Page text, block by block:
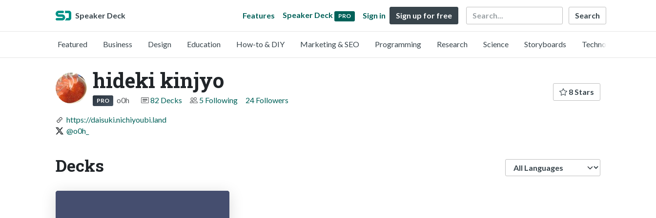
Speaker Deck Features Speaker Deck PRO Sign in Sign up for free Search
Featured Business Design Education How-to & DIY Marketing & SEO Programming Research Science Storyboards Technology
hideki kinjyo
PRO o0h 82 Decks 5 Following 24 Followers
8 Stars
https://daisuki.nichiyoubi.land
@o0h_
Decks